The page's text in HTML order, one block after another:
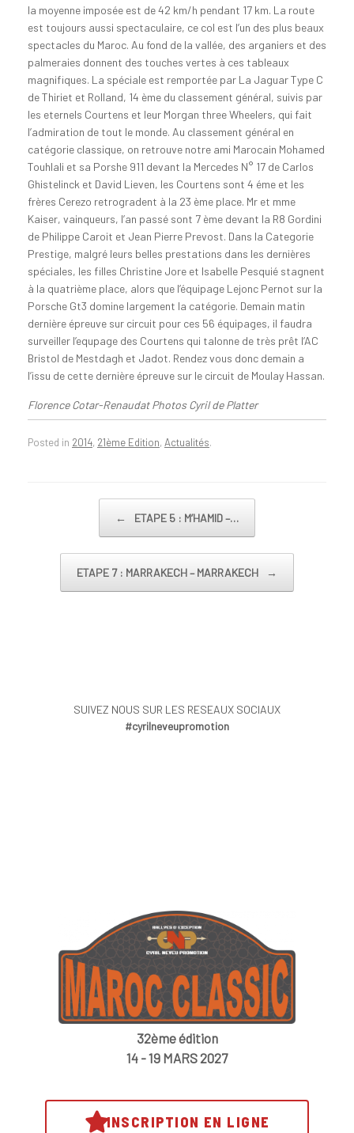
la moyenne imposée est de 42 km/h pendant 17 km. La route
est toujours aussi spectaculaire, ce col est l’un des plus beaux
spectacles du Maroc. Au fond de la vallée, des arganiers et des
palmeraies donnent des touches vertes à ces tableaux
magnifiques. La spéciale est remportée par La Jaguar Type C
de Thiriet et Rolland, 14 ème du classement général, suivis par
les eternels Courtens et leur Morgan three Wheelers, qui fait
l’admiration de tout le monde. Au classement général en
catégorie classique, on retrouve notre ami Marocain Mohamed
Touhlali et sa Porshe 911 devant la Mercedes N° 17 de Carlos
Ghistelinck et David Lieven, les Courtens sont 4 éme et les
frères Cerezo retrogradent à la 23 ème place. Mr et mme
Kaiser, vainqueurs, l’an passé sont 7 ème devant la R8 Gordini
de Philippe Caroit et Jean Pierre Prevost. Dans la Categorie
Prestige, malgré leurs belles prestations dans les dernières
spéciales, les filles Christine Jore et Isabelle Pesquié stagnent
à la quatrième place, alors que l’équipage Lejonc Pernot sur la
Porsche Gt3 domine largement la catégorie. Demain matin
dernière épreuve sur circuit pour ces 56 équipages, il faudra
surveiller l’equpage des Courtens qui talonne de très prêt l’AC
Bristol de Mestdagh et Jadot. Rendez vous donc demain a
l’issu de cette dernière épreuve sur le circuit de Moulay Hassan.
Florence Cotar-Renaudat Photos Cyril de Platter
Posted in 2014, 21ème Edition, Actualités.
← ETAPE 5 : M’HAMID –…
ETAPE 7 : MARRAKECH – MARRAKECH →
SUIVEZ NOUS SUR LES RESEAUX SOCIAUX
#cyrilneveupromotion
32ème édition
14 - 19 MARS 2027
INSCRIPTION EN LIGNE